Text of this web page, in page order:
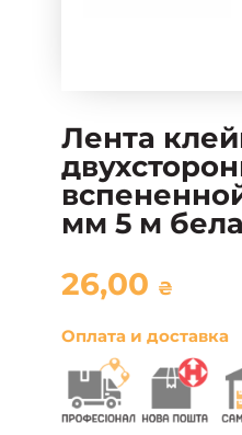
Лента
мм 5 м
26,00 ₴
Оплата и доставка